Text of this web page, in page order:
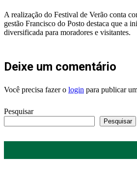
A realização do Festival de Verão conta
gestão Francisco do Posto destaca que a
diversificada para moradores e visitantes.
Deixe um comentário
Você precisa fazer o login para publicar
Pesquisar
Pesquisar